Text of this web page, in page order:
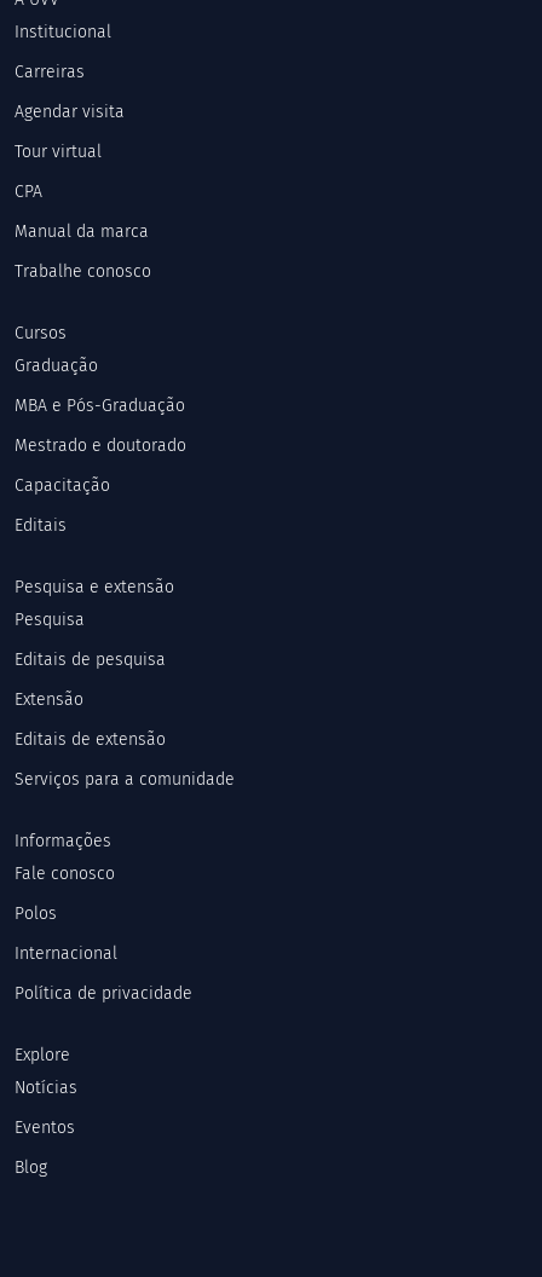
Institucional
Carreiras
Agendar visita
Tour virtual
CPA
Manual da marca
Trabalhe conosco
Cursos
Graduação
MBA e Pós-Graduação
Mestrado e doutorado
Capacitação
Editais
Pesquisa e extensão
Pesquisa
Editais de pesquisa
Extensão
Editais de extensão
Serviços para a comunidade
Informações
Fale conosco
Polos
Internacional
Política de privacidade
Explore
Notícias
Eventos
Blog